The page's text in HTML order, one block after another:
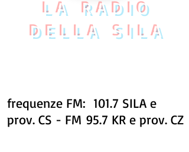
LA RADIO
DELLA SILA
frequenze FM: 101.7 SILA e
prov. CS - FM 95.7 KR e prov. CZ